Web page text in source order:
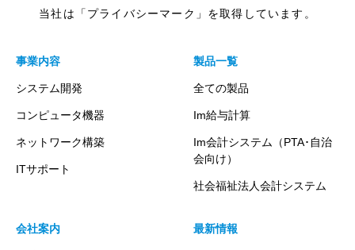
当社は「プライバシーマーク」を取得しています。
事業内容
システム開発
コンピュータ機器
ネットワーク構築
ITサポート
製品一覧
全ての製品
Im給与計算
Im会計システム（PTA･自治
会向け）
社会福祉法人会計システム
会社案内 最新情報